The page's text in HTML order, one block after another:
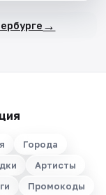
→
Города
Артисты
Промокоды